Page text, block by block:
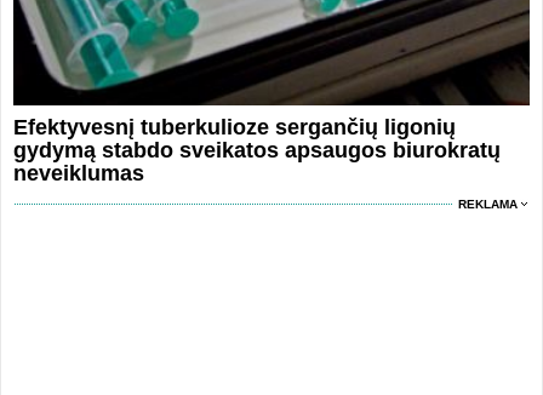
Efektyvesnį tuberkulioze sergančių ligonių
gydymą stabdo sveikatos apsaugos biurokratų
neveiklumas
REKLAMA